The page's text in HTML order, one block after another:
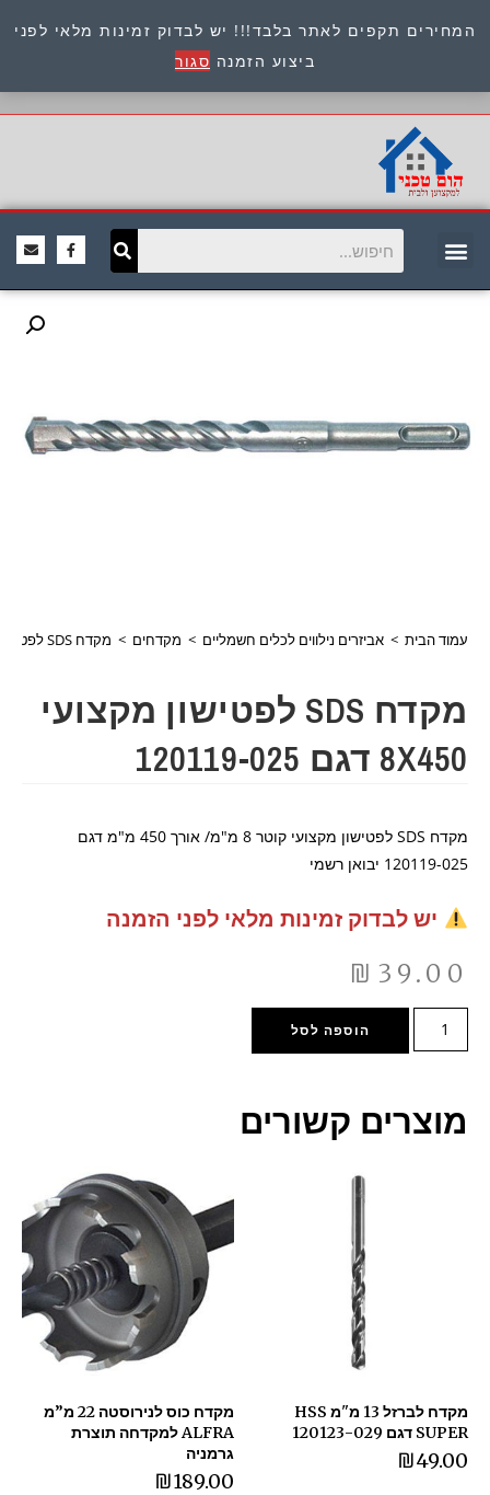
המחירים תקפים לאתר בלבד!!! יש לבדוק זמינות מלאי לפני
ביצוע הזמנה סגור
כתובת : היוזמים 9 אור יהודה שירות לקוחות 054-
8945722
עמוד הבית > אביזרים נילווים לכלים חשמליים > מקדחים > מקדח SDS לפטישון מקצועי 8X450 דגם 120119-025
מקדח SDS לפטישון מקצועי
8X450 דגם 120119-025
מקדח SDS לפטישון מקצועי קוטר 8 מ"מ/ אורך 450 מ"מ דגם
120119-025 יבואן רשמי
יש לבדוק זמינות מלאי לפני הזמנה
₪ 39.00
הוספה לסל
מוצרים קשורים
מקדח לברזל 13 מ"מ HSS
SUPER דגם 120123-029
₪49.00
מקדח כוס לנירוסטה 22 מ”מ
ALFRA למקדחה תוצרת
גרמניה
₪189.00